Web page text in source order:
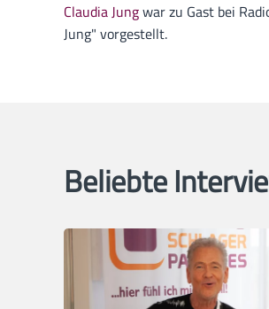
Claudia Jungwar zu Gast bei
Jung" vorgestellt.
Beliebte